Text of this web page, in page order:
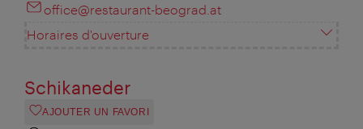
office@restaurant-beograd.at
Horaires d'ouverture
Schikaneder
AJOUTER UN FAVORI